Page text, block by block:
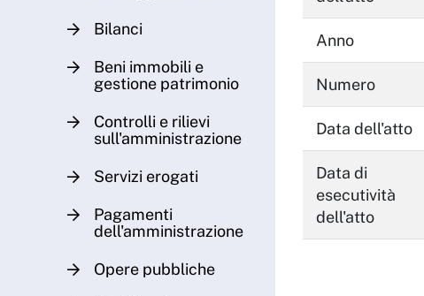
Bilanci
Beni immobili e
gestione patrimonio
Controlli e rilievi
sull'amministrazione
Servizi erogati
Pagamenti
dell'amministrazione
Opere pubbliche
Anno
Numero
Data dell'atto
Data di
esecutività
dell'atto